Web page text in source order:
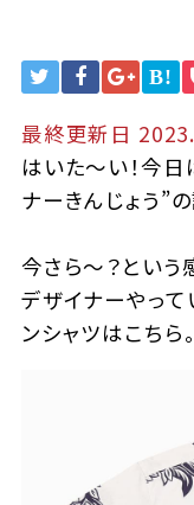
B!
最終更新日
はいた～い！今日
ナーきんじょう”
今さら～？という
デザイナーやって
ンシャツはこちら。